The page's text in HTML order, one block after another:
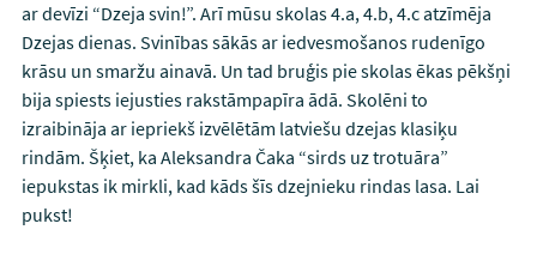
ar devīzi “Dzeja svin!”. Arī mūsu skolas 4.a, 4.b, 4.c atzīmēja
Dzejas dienas. Svinības sākās ar iedvesmošanos rudenīgo
krāsu un smaržu ainavā. Un tad bruģis pie skolas ēkas pēkšņi
bija spiests iejusties rakstāmpapīra ādā. Skolēni to
izraibināja ar iepriekš izvēlētām latviešu dzejas klasiķu
rindām. Šķiet, ka Aleksandra Čaka “sirds uz trotuāra”
iepukstas ik mirkli, kad kāds šīs dzejnieku rindas lasa. Lai
pukst!